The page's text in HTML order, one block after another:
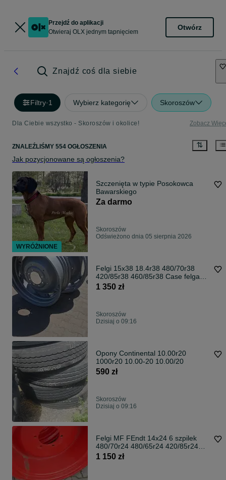
Przejdź do aplikacji
Otwieraj OLX jednym tapnięciem
Otwórz
Znajdź coś dla siebie
Filtry·1 Wybierz kategorię Skoroszów
Dla Ciebie wszystko - Skoroszów i okolice! Zobacz
ZNALEŹLIŚMY 554 OGŁOSZENIA
Jak pozycjonowane są ogłoszenia?
Szczenięta w typie Posokowca
Bawarskiego
Za darmo
Skoroszów
Odświeżono dnia 05 sierpnia 2026
Felgi 15x38 18.4r38 480/70r38
420/85r38 460/85r38 Case felga
16.9r38
1 350 zł
Skoroszów
Dzisiaj o 09:16
Opony Continental 10.00r20
1000r20 10.00-20 10.00/20
590 zł
Skoroszów
Dzisiaj o 09:16
Felgi MF FEndt 14x24 6 szpilek
480/70r24 480/65r24 420/85r24
16.9r24
1 150 zł
WYRÓŻNIONE